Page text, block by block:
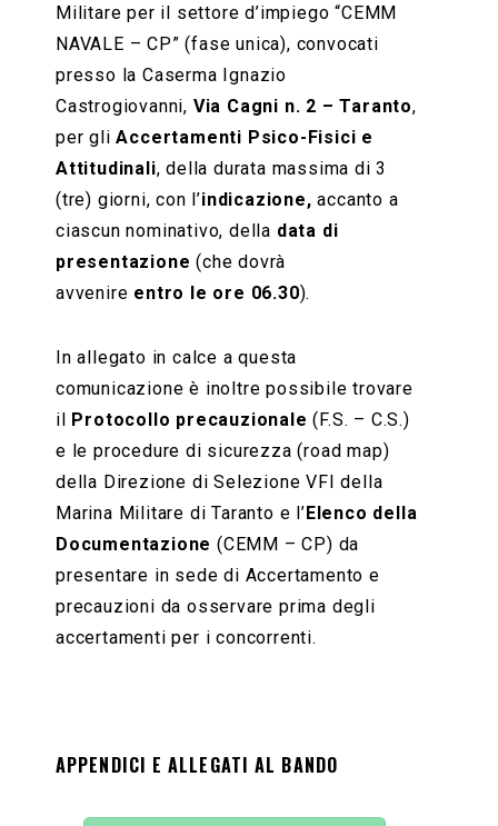
Militare per il settore d’impiego “CEMM
NAVALE – CP” (fase unica), convocati
presso la Caserma Ignazio
Castrogiovanni, Via Cagni n. 2 – Taranto,
per gliAccertamenti Psico-Fisici e
Attitudinali, della durata massima di 3
(tre) giorni, con l’indicazione,accanto a
ciascun nominativo, della data di
presentazione (che dovrà
avvenire entro le ore 06.30).
In allegato in calce a questa
comunicazione è inoltre possibile trovare
il Protocollo precauzionale (F.S. – C.S.)
e le procedure di sicurezza (road map)
della Direzione di Selezione VFI della
Marina Militare di Taranto e l’Elenco della
Documentazione (CEMM – CP) da
presentare in sede di Accertamento e
precauzioni da osservare prima degli
accertamenti per i concorrenti.
APPENDICI E ALLEGATI AL BANDO